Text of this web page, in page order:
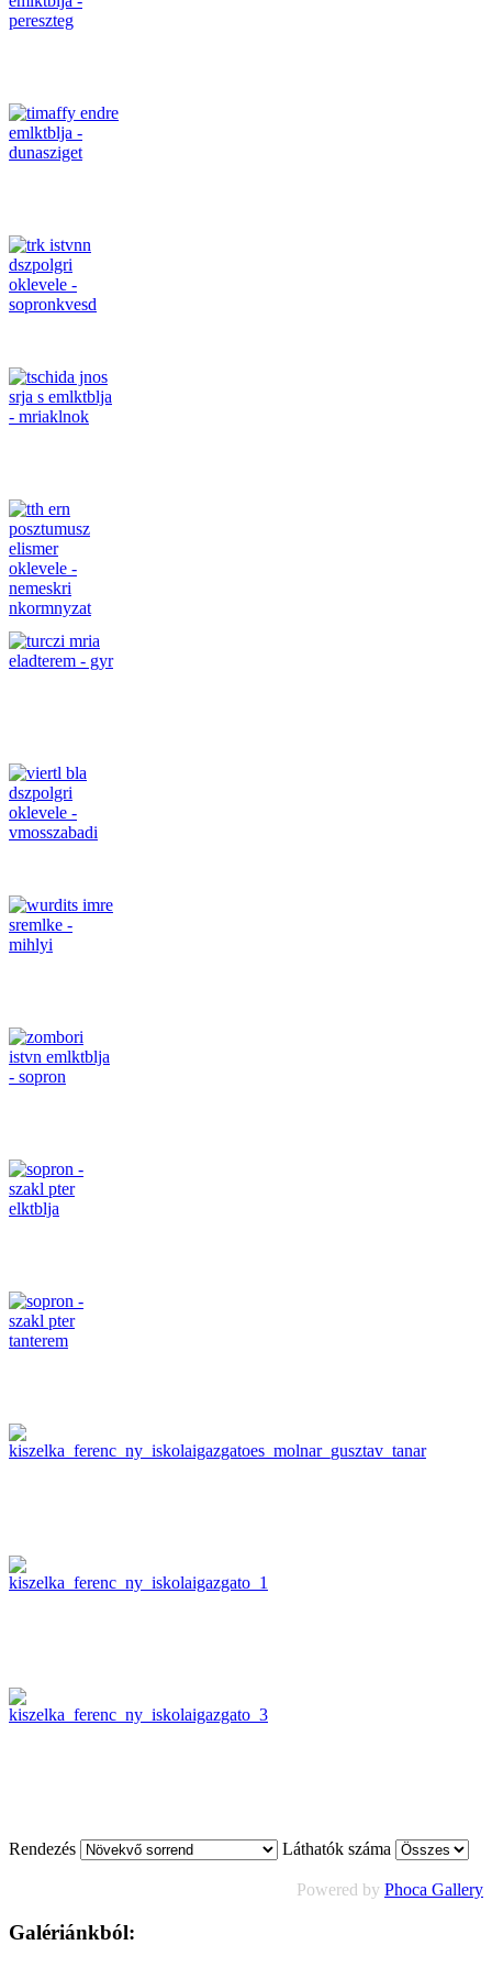
Rendezés Láthatók száma
Powered by Phoca Gallery
Galériánkból: